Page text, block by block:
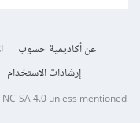
عن أكاديمية حسوب
إرشادات الاستخدام
NC-SA 4.0unless mentioned